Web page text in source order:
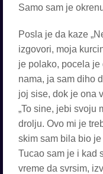
Samo sam je
Posla je da kaze
izgovori, moja
je polako, pocela
nama, ja sam diho
joj sise, dok je ona
„To sine, jebi svoju
drolju. Ovo mi je
skim sam bila bio
Tucao sam je i kad
vreme da svrsim,